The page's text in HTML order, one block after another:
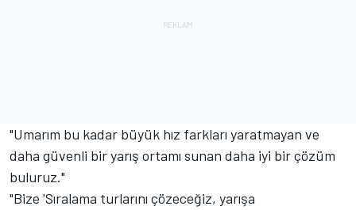
"Umarım bu kadar büyük hız farkları yaratmayan ve
daha güvenli bir yarış ortamı sunan daha iyi bir çözüm
buluruz."
"Bize 'Sıralama turlarını çözeceğiz, yarışa